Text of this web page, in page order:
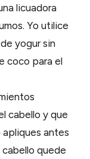
licuadora
Yo utilice
yogur sin
coco para el
cabello y que
antes
quede